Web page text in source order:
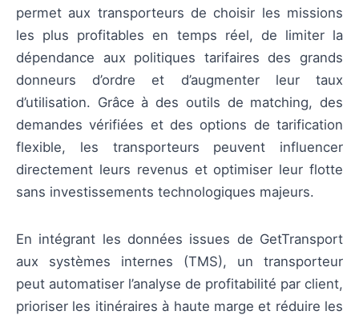
permet aux transporteurs de choisir les missions
les plus profitables en temps réel, de limiter la
dépendance aux politiques tarifaires des grands
donneurs d’ordre et d’augmenter leur taux
d’utilisation. Grâce à des outils de matching, des
demandes vérifiées et des options de tarification
flexible, les transporteurs peuvent influencer
directement leurs revenus et optimiser leur flotte
sans investissements technologiques majeurs.
En intégrant les données issues de GetTransport
aux systèmes internes (TMS), un transporteur
peut automatiser l’analyse de profitabilité par client,
prioriser les itinéraires à haute marge et réduire les